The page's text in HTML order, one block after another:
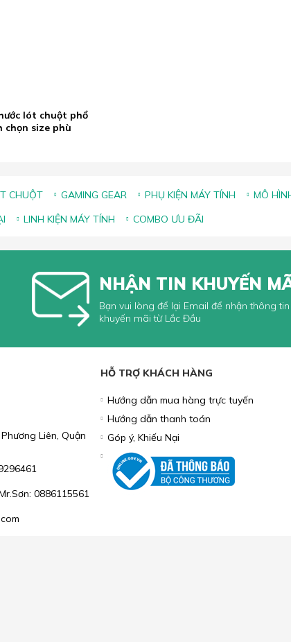
GAMING GEAR PHỤ KIỆN MÁY TÍNH
LINH KIỆN MÁY TÍNH COMBO ƯU ĐÃI
NHẬN TIN KHUYẾN MÃI